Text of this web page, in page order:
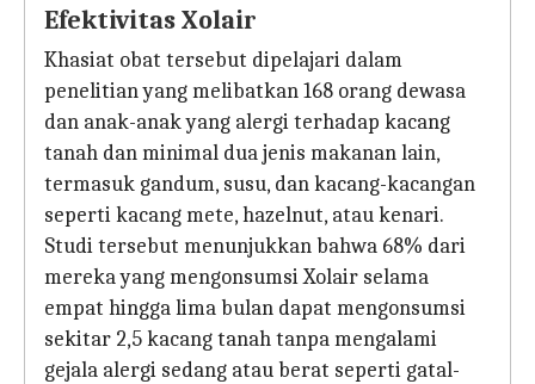
Efektivitas Xolair
Khasiat obat tersebut dipelajari dalam
penelitian yang melibatkan 168 orang dewasa
dan anak-anak yang alergi terhadap kacang
tanah dan minimal dua jenis makanan lain,
termasuk gandum, susu, dan kacang-kacangan
seperti kacang mete, hazelnut, atau kenari.
Studi tersebut menunjukkan bahwa 68% dari
mereka yang mengonsumsi Xolair selama
empat hingga lima bulan dapat mengonsumsi
sekitar 2,5 kacang tanah tanpa mengalami
gejala alergi sedang atau berat seperti gatal-